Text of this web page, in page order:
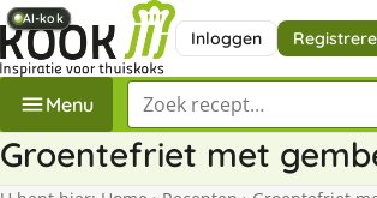
Inloggen
Menu Zoek een recept
Groentefriet met
AI-kok
AI-kok
AI-kok
AI-kok